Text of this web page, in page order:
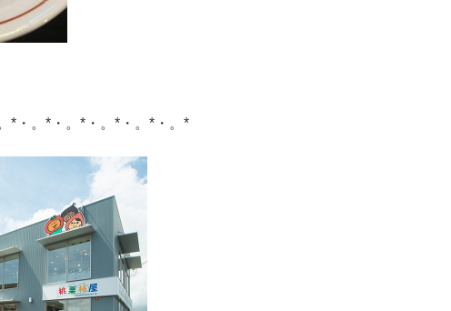
*・。*・。*・。*・。*・。*